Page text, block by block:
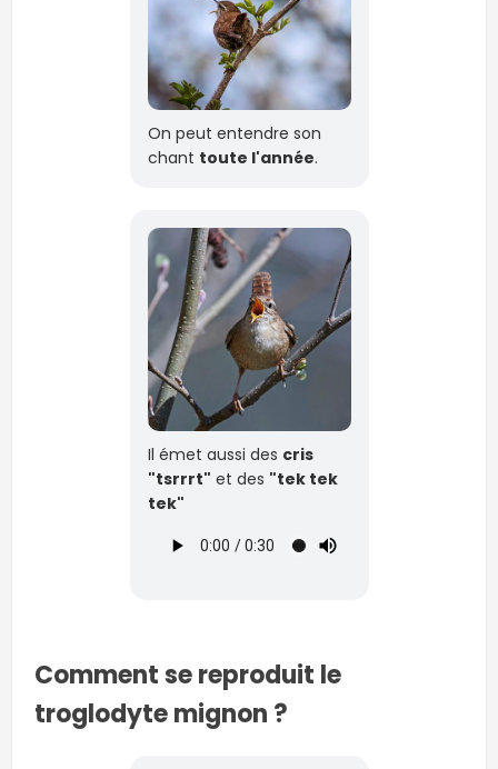
On peut entendre son
chant toute l'année.
Il émet aussi des cris
"tsrrrt" et des "tek tek
tek"
Comment se reproduit le
troglodyte mignon ?